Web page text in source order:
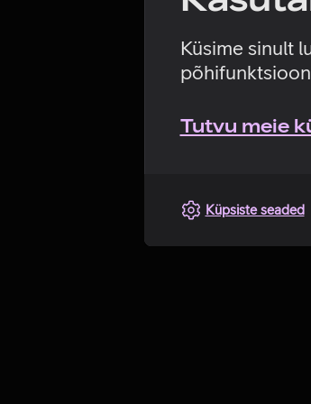
Küsime sinult
Tutvu meie
Küpsiste seaded